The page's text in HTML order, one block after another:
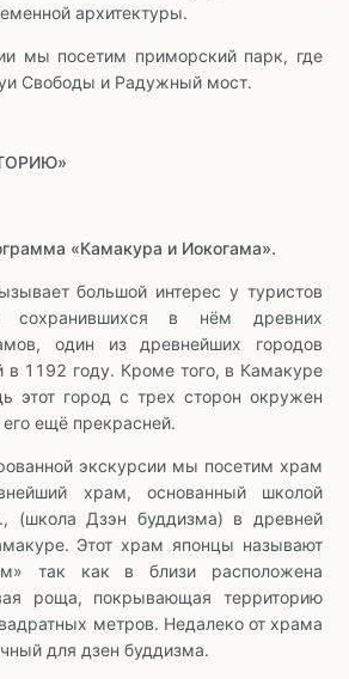
архитектуры.
мы посетим приморский парк, где
Свободы и Радужный мост.
«Камакура и Иокогама».
большой интерес у туристов
сохранившихся в нём древних
один из древнейших городов
в 1192 году. Кроме того, в Камакуре
этот город с трех сторон окружен
ещё прекрасней.
экскурсии мы посетим храм
храм, основанный школой
(школа Дзэн буддизма) в древней
Этот храм японцы называют
так как в близи расположена
роща, покрывающая территорию
метров. Недалеко от храма
для дзен буддизма.